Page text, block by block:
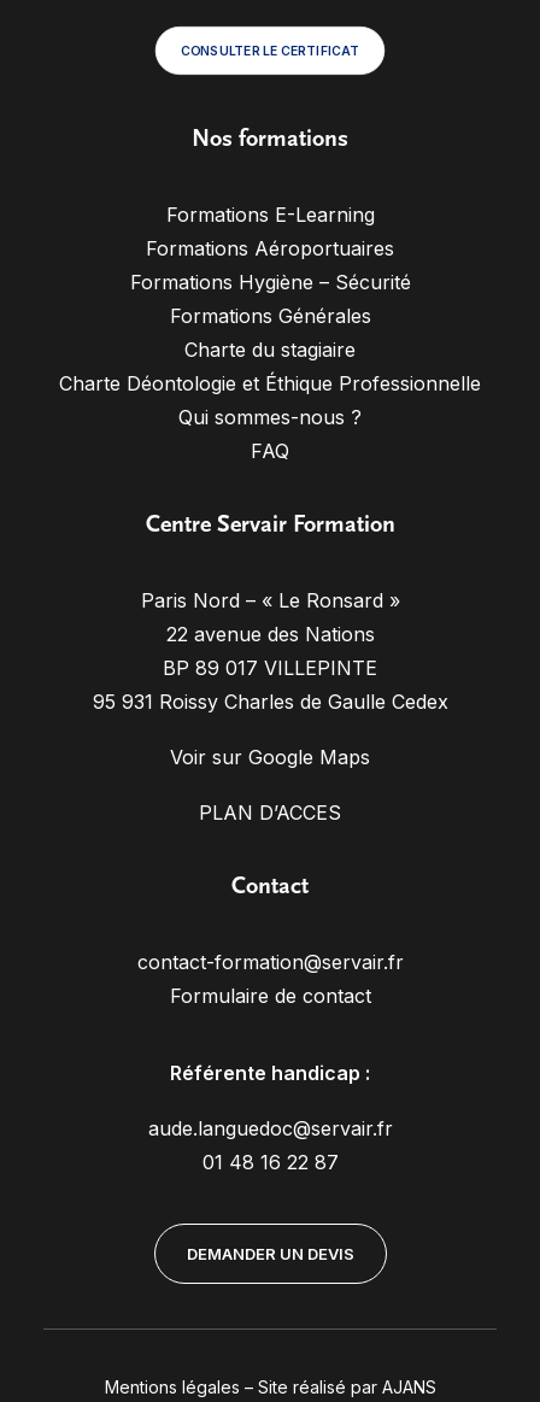
CONSULTER LE CERTIFICAT
Nos formations
Formations E-Learning
Formations Aéroportuaires
Formations Hygiène – Sécurité
Formations Générales
Charte du stagiaire
Charte Déontologie et Éthique Professionnelle
Qui sommes-nous ?
FAQ
Centre Servair Formation
Paris Nord – « Le Ronsard »
22 avenue des Nations
BP 89 017 VILLEPINTE
95 931 Roissy Charles de Gaulle Cedex
Voir sur Google Maps
PLAN D’ACCES
Contact
contact-formation@servair.fr
Formulaire de contact
Référente handicap :
aude.languedoc@servair.fr
01 48 16 22 87
DEMANDER UN DEVIS
Mentions légales – Site réalisé par AJANS